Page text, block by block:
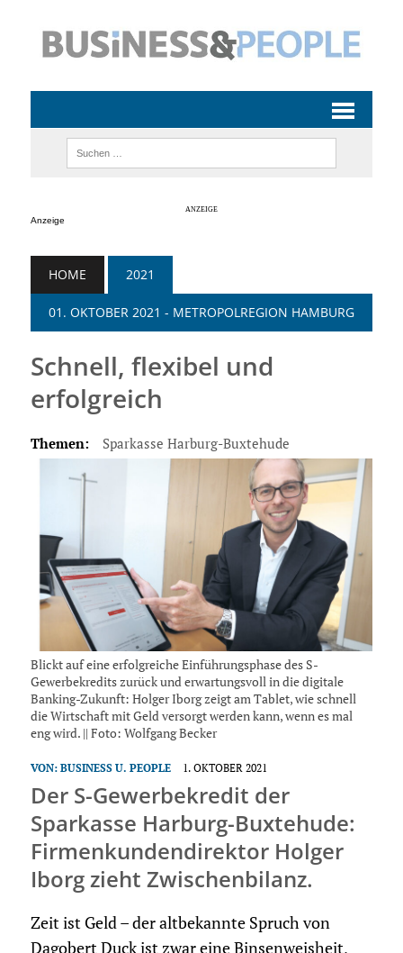
Anzeige
HOME 2021
01. OKTOBER 2021 - METROPOLREGION HAMBURG
Schnell, flexibel und
erfolgreich
Themen: Sparkasse Harburg-Buxtehude
Blickt auf eine erfolgreiche Einführungsphase des S-
Gewerbekredits zurück und erwartungsvoll in die digitale
Banking-Zukunft: Holger Iborg zeigt am Tablet, wie schnell
die Wirtschaft mit Geld versorgt werden kann, wenn es mal
eng wird. || Foto: Wolfgang Becker
VON: BUSINESS U. PEOPLE 1. OKTOBER 2021
Der S-Gewerbekredit der
Sparkasse Harburg-Buxtehude:
Firmenkundendirektor Holger
Iborg zieht Zwischenbilanz.
Zeit ist Geld – der altbekannte Spruch von
Dagobert Duck ist zwar eine Binsenweisheit,